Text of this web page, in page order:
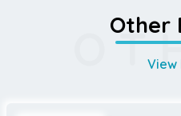
Other
View